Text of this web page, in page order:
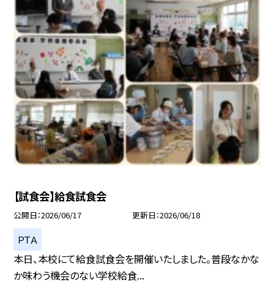
【試食会】給食試食会
公開日 2026/06/17 更新日 2026/06/18
ＰＴＡ
本日、本校にて給食試食会を開催いたしました。普段なかな
か味わう機会のない学校給食...